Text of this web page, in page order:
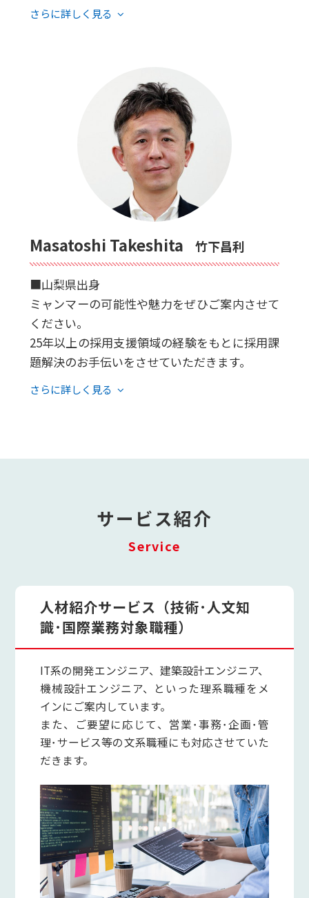
Masatoshi Takeshita 竹下昌利
■山梨県出身
ミャンマーの可能性や魅力をぜひご案内させて
ください。
25年以上の採用支援領域の経験をもとに採用課
題解決のお手伝いをさせていただきます。
サービス紹介
Service
人材紹介サービス（技術･人文知
識･国際業務対象職種）
IT系の開発エンジニア、建築設計エンジニア、
機械設計エンジニア、といった理系職種をメ
インにご案内しています。
また、ご要望に応じて、営業･事務･企画･管
理･サービス等の文系職種にも対応させていた
だきます。